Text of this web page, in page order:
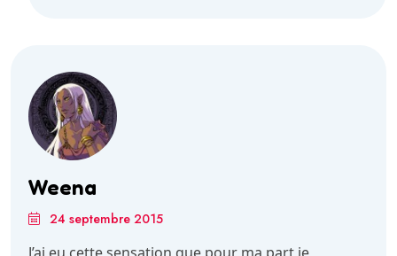
Weena
24 septembre 2015